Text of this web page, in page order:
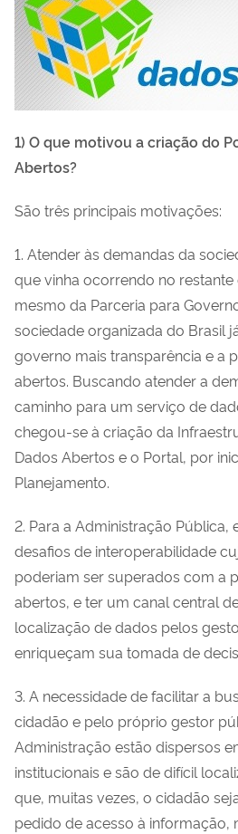
1) O que motivou a criação do
Abertos?
São três principais motivações:
1. Atender às demandas da
que vinha ocorrendo no
mesmo da Parceria para
sociedade organizada do Brasil
governo mais transparência e a
abertos. Buscando atender a
caminho para um serviço de
chegou-se à criação da
Dados Abertos e o Portal, por
Planejamento.
2. Para a Administração Pública,
desafios de interoperabilidade
poderiam ser superados com a
abertos, e ter um canal central
localização de dados pelos
enriqueçam sua tomada de
3. A necessidade de facilitar a
cidadão e pelo próprio gestor
Administração estão dispersos
institucionais e são de difícil
que, muitas vezes, o cidadão
pedido de acesso à informação,